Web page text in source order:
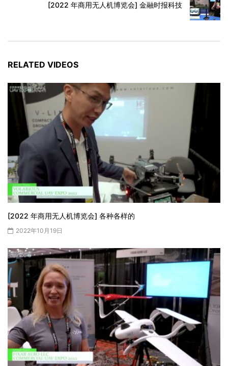
[2022 年商用无人机博览会] 金融时报科技
RELATED VIDEOS
[2022 年商用无人机博览会] 各种各样的
2022年10月19日